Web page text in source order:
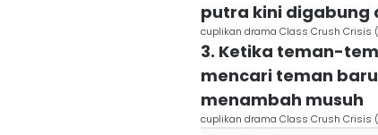
putra kini digabung
cuplikan drama Class Crush Crisis
3. Ketika teman-
mencari teman
menambah musuh
cuplikan drama Class Crush Crisis